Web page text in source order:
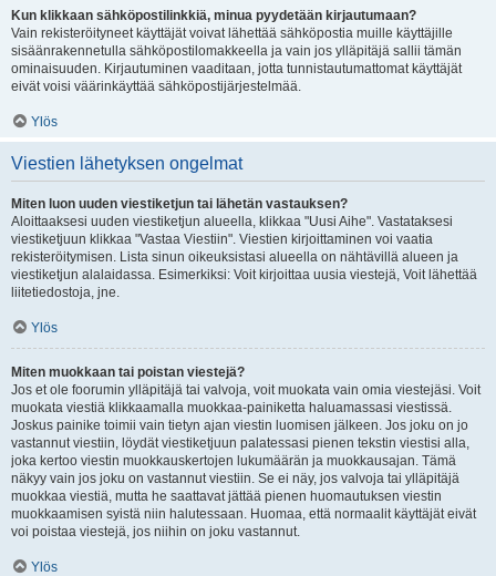
Kun klikkaan sähköpostilinkkiä, minua pyydetään kirjautumaan?
Vain rekisteröityneet käyttäjät voivat lähettää sähköpostia muille käyttäjille
sisäänrakennetulla sähköpostilomakkeella ja vain jos ylläpitäjä sallii tämän
ominaisuuden. Kirjautuminen vaaditaan, jotta tunnistautumattomat käyttäjät
eivät voisi väärinkäyttää sähköpostijärjestelmää.
Ylös
Viestien lähetyksen ongelmat
Miten luon uuden viestiketjun tai lähetän vastauksen?
Aloittaaksesi uuden viestiketjun alueella, klikkaa "Uusi Aihe". Vastataksesi
viestiketjuun klikkaa "Vastaa Viestiin". Viestien kirjoittaminen voi vaatia
rekisteröitymisen. Lista sinun oikeuksistasi alueella on nähtävillä alueen ja
viestiketjun alalaidassa. Esimerkiksi: Voit kirjoittaa uusia viestejä, Voit lähettää
liitetiedostoja, jne.
Ylös
Miten muokkaan tai poistan viestejä?
Jos et ole foorumin ylläpitäjä tai valvoja, voit muokata vain omia viestejäsi. Voit
muokata viestiä klikkaamalla muokkaa-painiketta haluamassasi viestissä.
Joskus painike toimii vain tietyn ajan viestin luomisen jälkeen. Jos joku on jo
vastannut viestiin, löydät viestiketjuun palatessasi pienen tekstin viestisi alla,
joka kertoo viestin muokkauskertojen lukumäärän ja muokkausajan. Tämä
näkyy vain jos joku on vastannut viestiin. Se ei näy, jos valvoja tai ylläpitäjä
muokkaa viestiä, mutta he saattavat jättää pienen huomautuksen viestin
muokkaamisen syistä niin halutessaan. Huomaa, että normaalit käyttäjät eivät
voi poistaa viestejä, jos niihin on joku vastannut.
Ylös